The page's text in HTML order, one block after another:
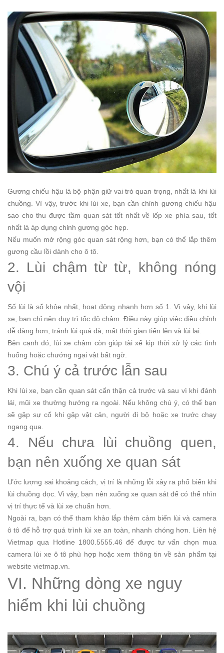
Gương chiếu hậu là bộ phận giữ vai trò quan trọng, nhất là khi lùi
chuồng. Vì vậy, trước khi lùi xe, bạn cần chỉnh gương chiếu hậu
sao cho thu được tầm quan sát tốt nhất về lốp xe phía sau, tốt
nhất là áp dụng chỉnh gương góc hẹp.
Nếu muốn mở rộng góc quan sát rộng hơn, bạn có thể lắp thêm
gương cầu lồi dành cho ô tô.
2. Lùi chậm từ từ, không nóng
vội
Số lùi là số khỏe nhất, hoạt động nhanh hơn số 1. Vì vậy, khi lùi
xe, bạn chỉ nên duy trì tốc độ chậm. Điều này giúp việc điều chỉnh
dễ dàng hơn, tránh lùi quá đà, mất thời gian tiến lên và lùi lại.
Bên cạnh đó, lùi xe chậm còn giúp tài xế kịp thời xử lý các tình
huống hoặc chướng ngại vật bất ngờ.
3. Chú ý cả trước lẫn sau
Khi lùi xe, bạn cần quan sát cẩn thận cả trước và sau vì khi đánh
lái, mũi xe thường hướng ra ngoài. Nếu không chú ý, có thể bạn
sẽ gặp sự cố khi gặp vật cản, người đi bộ hoặc xe trước chạy
ngang qua.
4. Nếu chưa lùi chuồng quen,
bạn nên xuống xe quan sát
Ước lượng sai khoảng cách, vị trí là những lỗi xảy ra phổ biến khi
lùi chuồng dọc. Vì vậy, bạn nên xuống xe quan sát để có thể nhìn
vị trí thực tế và lùi xe chuẩn hơn.
Ngoài ra, bạn có thể tham khảo lắp thêm cảm biến lùi và camera
ô tô để hỗ trợ quá trình lùi xe an toàn, nhanh chóng hơn. Liên hệ
Vietmap qua Hotline 1800.5555.46 để được tư vấn chọn mua
camera lùi xe ô tô phù hợp hoặc xem thông tin về sản phẩm tại
website vietmap.vn.
VI. Những dòng xe nguy
hiểm khi lùi chuồng